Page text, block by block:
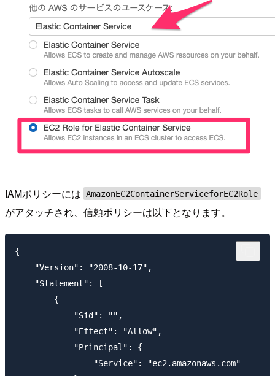
IAMポリシーには AmazonEC2ContainerServiceforEC2Role
がアタッチされ、信頼ポリシーは以下となります。
{
    "Version": "2008-10-17",
    "Statement": [
        {
            "Sid": "",
            "Effect": "Allow",
            "Principal": {
                "Service": "ec2.amazonaws.com"